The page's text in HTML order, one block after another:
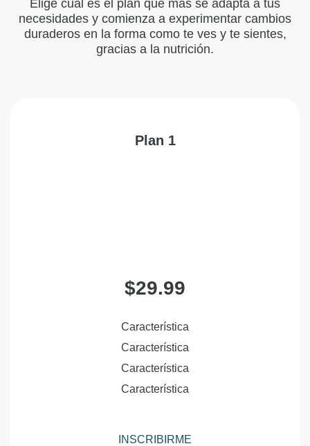
Elige cuál es el plan que más se adapta a tus
necesidades y comienza a experimentar cambios
duraderos en la forma como te ves y te sientes,
gracias a la nutrición.
Plan 1
$29.99
Característica
Característica
Característica
Característica
INSCRIBIRME